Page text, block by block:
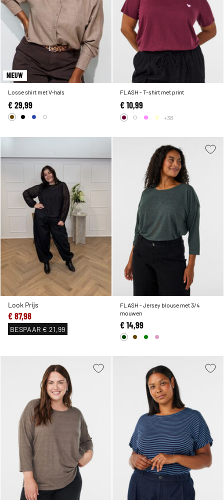
NIEUW
Losse shirt met V-hals
€ 29,99
FLASH - T-shirt met print
€ 10,99
+38
Look Prijs
€ 87,98
BESPAAR € 21,99
FLASH - Jersey blouse met 3/4
mouwen
€ 14,99